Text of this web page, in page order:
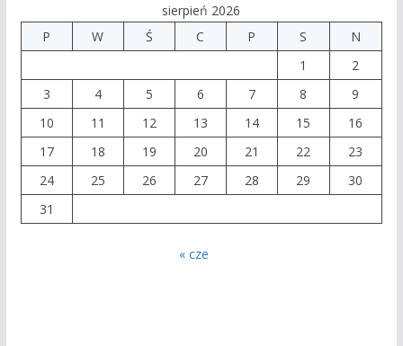
sierpień 2026
P
W Ś C P S
N
1
2
3
4 5 6 7 8
9
10
11 12 13 14 15
16
17
18 19 20 21 22
23
24
25 26 27 28 29
30
31
« cze